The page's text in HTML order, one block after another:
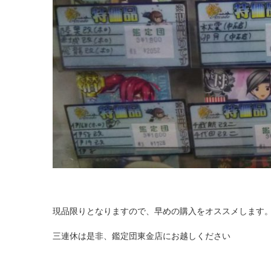
現品限りとなりますので、早めの購入をオススメします
三連休は是非、鑑定団東金店にお越しください